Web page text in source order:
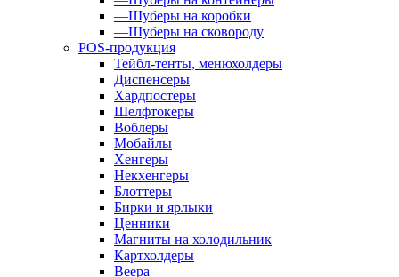
—Шуберы на коробки
—Шуберы на сковороду
POS-продукция
Тейбл-тенты, менюхолдеры
Диспенсеры
Хардпостеры
Шелфтокеры
Воблеры
Мобайлы
Хенгеры
Некхенгеры
Блоттеры
Бирки и ярлыки
Ценники
Магниты на холодильник
Картхолдеры
Веера